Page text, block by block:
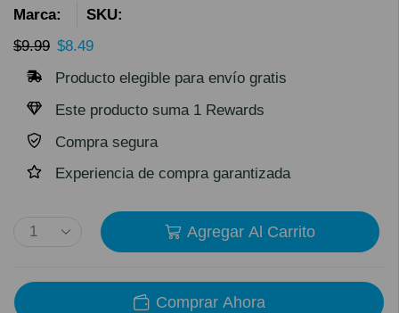
Marca:
SKU:
$9.99 $8.49
Producto elegible para envío gratis
Este producto suma 1 Rewards
Compra segura
Experiencia de compra garantizada
Agregar Al Carrito
Comprar Ahora